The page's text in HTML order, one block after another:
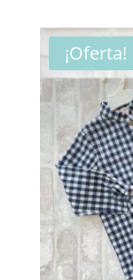
¡Oferta!